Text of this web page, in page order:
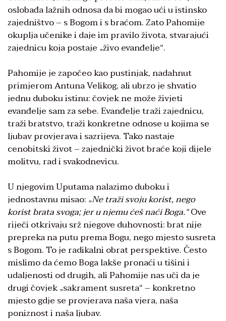
oslobađa lažnih odnosa da bi mogao ući u istinsko
zajedništvo – s Bogom i s braćom. Zato Pahomije
okuplja učenike i daje im pravilo života, stvarajući
zajednicu koja postaje „živo evanđelje“.
Pahomije je započeo kao pustinjak, nadahnut
primjerom Antuna Velikog, ali ubrzo je shvatio
jednu duboku istinu: čovjek ne može živjeti
evanđelje sam za sebe. Evanđelje traži zajednicu,
traži bratstvo, traži konkretne odnose u kojima se
ljubav provjerava i sazrijeva. Tako nastaje
cenobitski život – zajednički život braće koji dijele
molitvu, rad i svakodnevicu.
U njegovim Uputama nalazimo duboku i
jednostavnu misao: „Ne traži svoju korist, nego
korist brata svoga; jer u njemu ćeš naći Boga.“Ove
riječi otkrivaju srž njegove duhovnosti: brat nije
prepreka na putu prema Bogu, nego mjesto susreta
s Bogom. To je radikalni obrat perspektive. Često
mislimo da ćemo Boga lakše pronaći u tišini i
udaljenosti od drugih, ali Pahomije nas uči da je
drugi čovjek „sakrament susreta“ – konkretno
mjesto gdje se provjerava naša vjera, naša
poniznost i naša ljubav.